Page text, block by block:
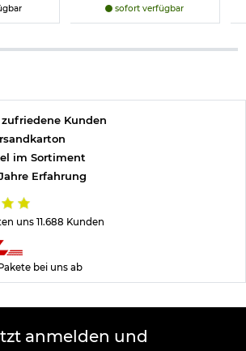
sofort verfügbar
uns 11.688 Kunden
zufriedene Kunden
im Sortiment
Erfahrung
bei uns ab
anmelden und